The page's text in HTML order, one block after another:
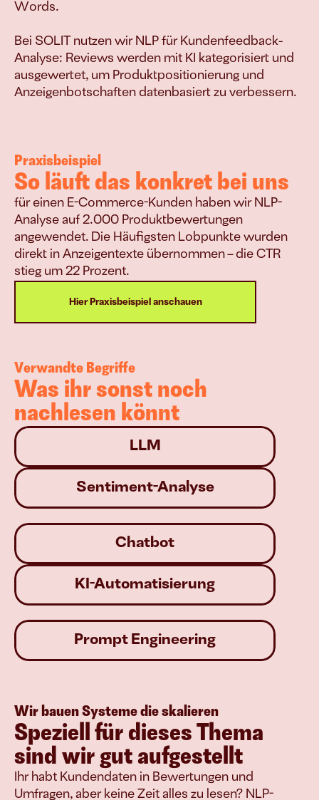
Words.
Bei SOLIT nutzen wir NLP für Kundenfeedback-
Analyse: Reviews werden mit KI kategorisiert und
ausgewertet, um Produktpositionierung und
Anzeigenbotschaften datenbasiert zu verbessern.
Praxisbeispiel
So läuft das konkret bei uns
für einen E-Commerce-Kunden haben wir NLP-
Analyse auf 2.000 Produktbewertungen
angewendet. Die Häufigsten Lobpunkte wurden
direkt in Anzeigentexte übernommen – die CTR
stieg um 22 Prozent.
Hier Praxisbeispiel anschauen
Verwandte Begriffe
Was ihr sonst noch
nachlesen könnt
LLM
Sentiment-Analyse
Chatbot
KI-Automatisierung
Prompt Engineering
Wir bauen Systeme die skalieren
Speziell für dieses Thema
sind wir gut aufgestellt
Ihr habt Kundendaten in Bewertungen und
Umfragen, aber keine Zeit alles zu lesen? NLP-